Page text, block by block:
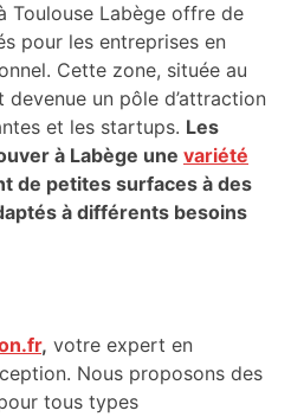
Toulouse Labège offre de
pour les entreprises en
Cette zone, située au
un pôle d’attraction
et les startups. Les
à Labège une variété
de petites surfaces à des
à différents besoins
, votre expert en
Nous proposons des
tous types